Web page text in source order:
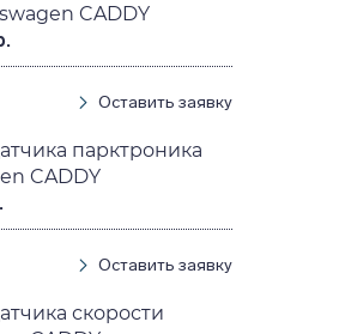
CADDY
Оставить заявку
парктроника
CADDY
Оставить заявку
скорости